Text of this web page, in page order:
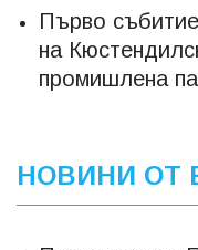
Първо
на
промишлена
НОВИНИ ОТ